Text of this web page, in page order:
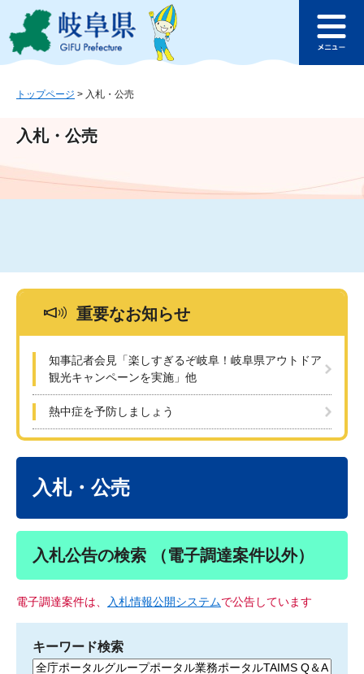
ジ
ュ
文
このページの本文へ
ュ
トップページ > 入札・公売
入札・公売
重要なお知らせ
知事記者会見「楽しすぎるぞ岐阜！岐阜県アウトドア
観光キャンペーンを実施」他
熱中症を予防しましょう
入札・公売
入札公告の検索 （電子調達案件以外）
電子調達案件は、 入札情報公開システムで公告しています
キーワード検索
検